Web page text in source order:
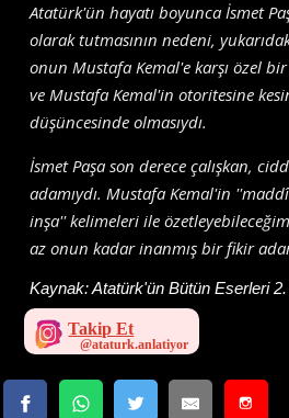
Atatürk'ün hayatı boyunca İsmet
olarak tutmasının nedeni,
onun Mustafa Kemal'e karşı özel
ve Mustafa Kemal'in otoritesine
düşüncesinde olmasıydı.
İsmet Paşa son derece çalışkan,
adamıydı. Mustafa Kemal'in
inşa'' kelimeleri ile
az onun kadar inanmış bir fikir
Kaynak:Atatürk'ün Bütün Eserleri
Takip Et